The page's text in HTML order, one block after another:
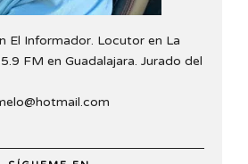
El Informador. Locutor en La
FM en Guadalajara. Jurado del